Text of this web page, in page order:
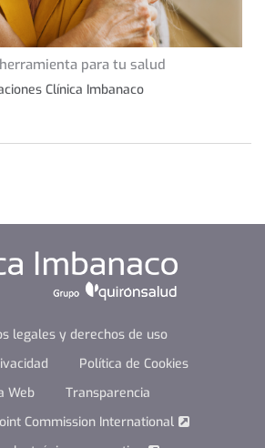
para tu salud
Clínica Imbanaco
legales y derechos de uso
Política de Cookies
Web
Transparencia
Commission International